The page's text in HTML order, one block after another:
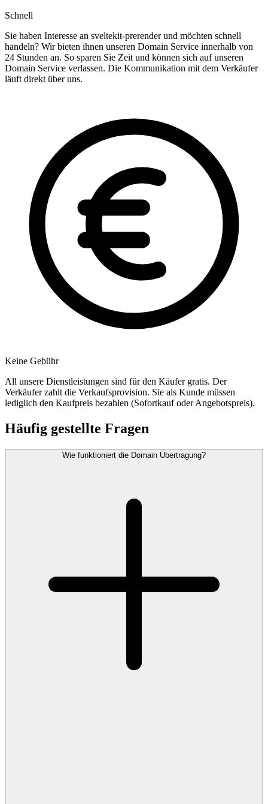
Schnell
Sie haben Interesse an sveltekit-prerender und möchten schnell
handeln? Wir bieten ihnen unseren Domain Service innerhalb von
24 Stunden an. So sparen Sie Zeit und können sich auf unseren
Domain Service verlassen. Die Kommunikation mit dem Verkäufer
läuft direkt über uns.
Keine Gebühr
All unsere Dienstleistungen sind für den Käufer gratis. Der
Verkäufer zahlt die Verkaufsprovision. Sie als Kunde müssen
lediglich den Kaufpreis bezahlen (Sofortkauf oder Angebotspreis).
Häufig gestellte Fragen
Wie funktioniert die Domain Übertragung?